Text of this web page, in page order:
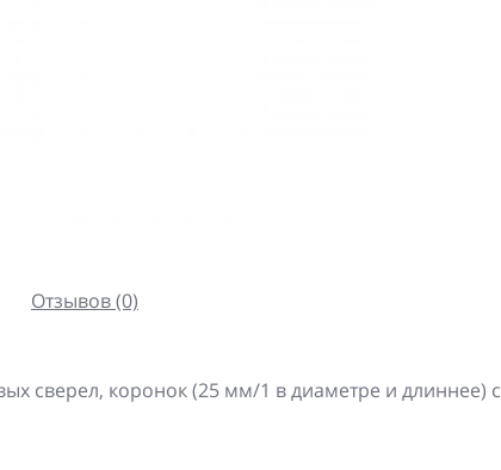
Отзывов (0)
сверел, коронок (25 мм/1 в диаметре и длиннее) с